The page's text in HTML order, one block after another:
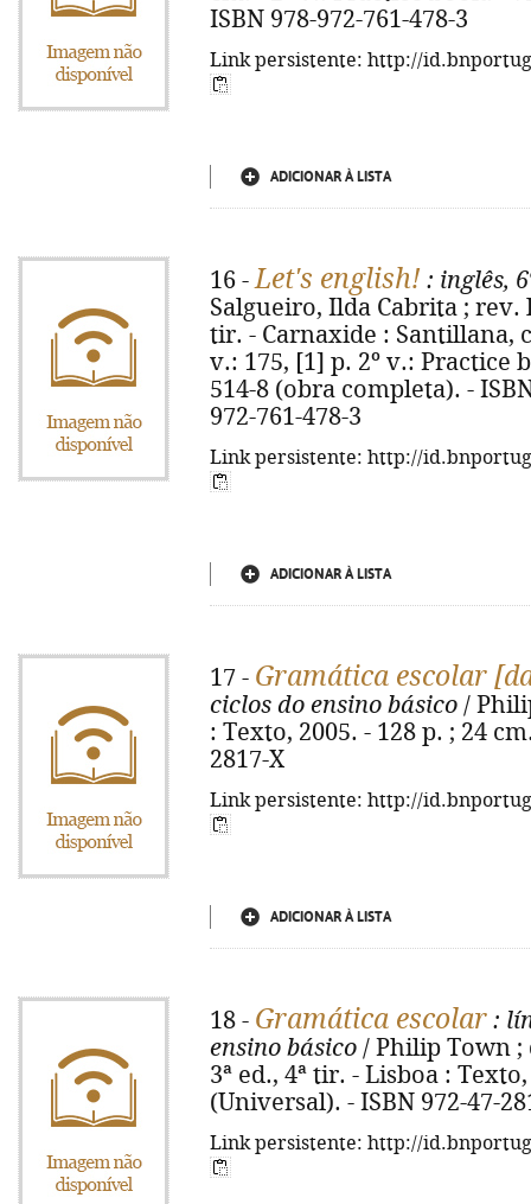
ISBN 978-972-761-478-3
Link persistente: http://
ADICIONAR À LISTA
16 -Let's english! : inglês,
Salgueiro, Ilda Cabrita ; rev.
tir. - Carnaxide : Santillana,
v.: 175, [1] p. 2º v.: Practice
514-8 (obra completa). -
972-761-478-3
Link persistente: http://
ADICIONAR À LISTA
17 - Gramática escolar
ciclos do ensino básico /
: Texto, 2005. - 128 p. ; 24
2817-X
Link persistente: http://
ADICIONAR À LISTA
18 - Gramática escolar :
ensino básico / Philip Town ;
3ª ed., 4ª tir. - Lisboa :
(Universal). - ISBN 972-47-
Link persistente: http://